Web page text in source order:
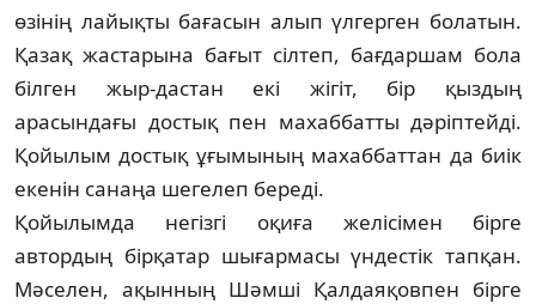
өзінің лайықты бағасын алып үлгерген болатын.
Қазақ жастарына бағыт сілтеп, бағдаршам бола
білген жыр-дастан екі жігіт, бір қыздың
арасындағы достық пен махаббатты дәріптейді.
Қойылым дос­тық ұғымының махаббаттан да биік
екенін санаңа шегелеп береді.
Қойылымда негізгі оқиға желісімен бір­ге
автордың бірқатар шығармасы үн­дес­тік тапқан.
Мәселен, ақынның Шәмші Қал­­­­дая­қо­впен бірге